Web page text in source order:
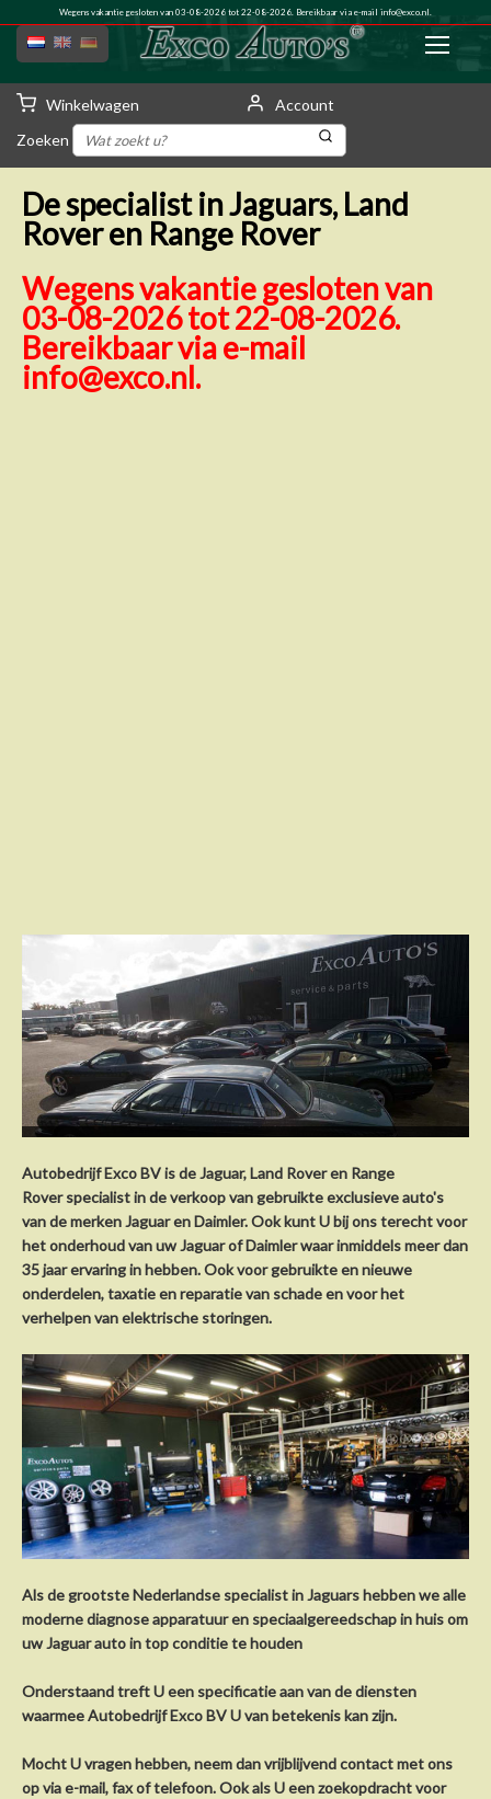
Wegens vakantie gesloten van 03-08-2026 tot 22-08-2026. Bereikbaar via e-mail info@exco.nl.
Winkelwagen
Account
Zoeken
De specialist in Jaguars, Land
Rover en Range Rover
Wegens vakantie gesloten van
03-08-2026 tot 22-08-2026.
Bereikbaar via e-mail
info@exco.nl.
Altijd een ruime keus aan exclusieve occasions waaronder de merken Jaguar,
Daimler en Bentley
Reparaties en onderhoud
We hebben alle moderne diagnose apparatuur en speciaalgereedschap in huis
om uw Jaguar in topconditie te houden
Autobedrijf Exco BV is de Jaguar, Land Rover en Range
Rover specialist in de verkoop van gebruikte exclusieve auto's
van de merken Jaguar en Daimler. Ook kunt U bij ons terecht voor
hetonderhoud van uw Jaguarof Daimler waar inmiddels meer dan
35 jaar ervaring in hebben. Ook voorgebruikte en nieuwe
onderdelen, taxatie enreparatievan schade en voor het
verhelpen van elektrische storingen.
Als de grootste Nederlandse specialist in Jaguars hebben we alle
moderne diagnose apparatuur en speciaalgereedschap in huis om
uw Jaguar auto in top conditie te houden
Onderstaand treft U een specificatie aan van de diensten
waarmee Autobedrijf Exco BV U van betekenis kan zijn.
Mocht U vragen hebben, neem dan vrijblijvend contact met ons
op via e-mail, fax of telefoon. Ook als U een zoekopdracht voor